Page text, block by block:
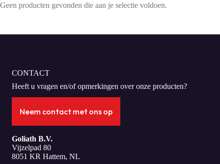
Geen producten gevonden die aan je selectie voldoen.
CONTACT
Heeft u vragen en/of opmerkingen over onze producten?
Neem contact met ons op
Goliath B.V.
Vijzelpad 80
8051 KR Hattem, NL